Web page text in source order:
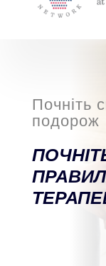
Почніть
подорож